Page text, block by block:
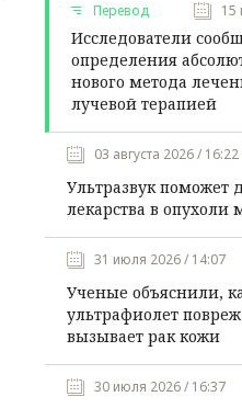
Перевод 15
Исследователи
определения
нового метода
лучевой терапией
03 августа 2026 / 16:22
Ультразвук поможет
лекарства в опухоли
31 июля 2026 / 14:07
Ученые объяснили,
ультрафиолет
вызывает рак кожи
30 июля 2026 / 16:37